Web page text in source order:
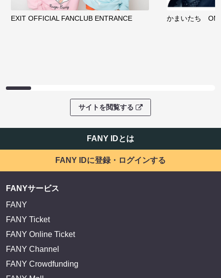
EXIT OFFICIAL FANCLUB ENTRANCE かまいたち
サイトを閲覧する
FANY IDとは
FANY IDに登録・ログインする
FANYサービス
FANY
FANY Ticket
FANY Online Ticket
FANY Channel
FANY Crowdfunding